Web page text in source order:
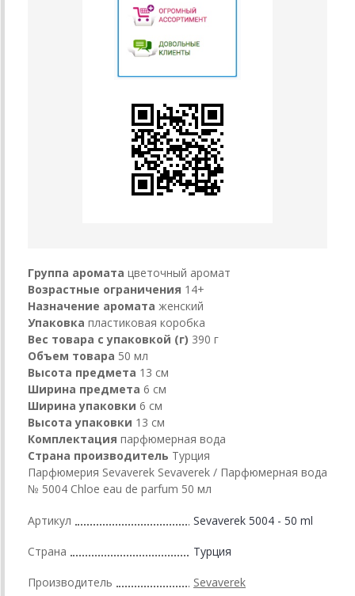
Группа аромата цветочный аромат
Возрастные ограничения 14+
Назначение аромата женский
Упаковка пластиковая коробка
Вес товара с упаковкой (г) 390 г
Объем товара 50 мл
Высота предмета 13 см
Ширина предмета 6 см
Ширина упаковки 6 см
Высота упаковки 13 см
Комплектация парфюмерная вода
Страна производитель Турция
Парфюмерия Sevaverek Sevaverek / Парфюмерная вода
№ 5004 Chloe eau de parfum 50 мл
Артикул Sevaverek 5004 - 50 ml
Страна Турция
Производитель Sevaverek